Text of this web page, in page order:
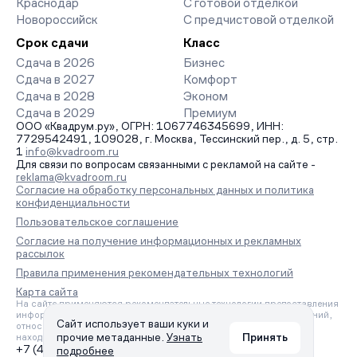
Краснодар
Новороссийск
С готовой отделкой
С предчистовой отделкой
Срок сдачи
Сдача в 2026
Сдача в 2027
Сдача в 2028
Сдача в 2029
Класс
Бизнес
Комфорт
Эконом
Премиум
ООО «Квадрум.ру», ОГРН: 1067746345699, ИНН:
7729542491, 109028, г. Москва, Тессинский пер., д. 5, стр.
1 info@kvadroom.ru
Для связи по вопросам связанными с рекламой на сайте -
reklama@kvadroom.ru
Согласие на обработку персональных данных и политика
конфиденциальности
Пользовательское соглашение
Согласие на получение информационных и рекламных
рассылок
Правила применения рекомендательных технологий
Карта сайта
На сайте применяются рекомендательные технологии предоставления
информации на основе сбора, систематизации и анализа сведений,
относящихся к предпочтениям пользователей сети «Интернет»,
находящихся на территории Российской Федерации.
+7 (495) 157-88-80
Сайт использует ваши куки и
прочие метаданные. Узнать
подробнее
Принять